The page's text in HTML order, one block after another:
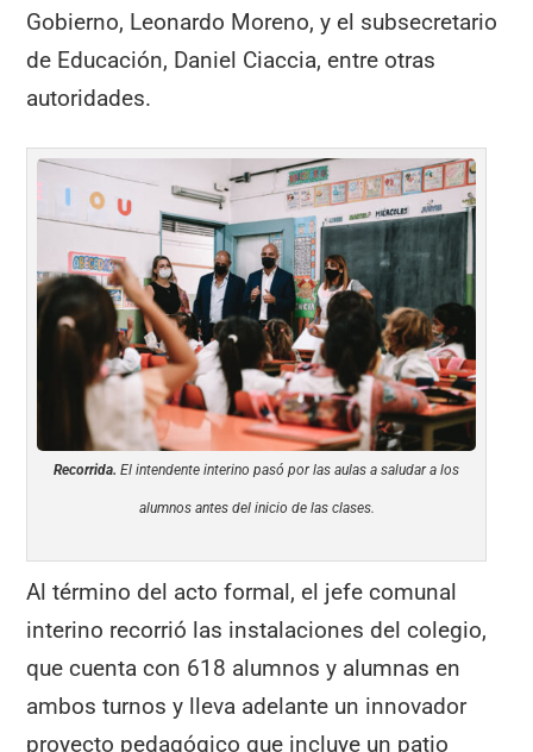
Gobierno, Leonardo Moreno, y el subsecretario
de Educación, Daniel Ciaccia, entre otras
autoridades.
Recorrida. El intendente interino pasó por las aulas a saludar a los
alumnos antes del inicio de las clases.
Al término del acto formal, el jefe comunal
interino recorrió las instalaciones del colegio,
que cuenta con 618 alumnos y alumnas en
ambos turnos y lleva adelante un innovador
proyecto pedagógico que incluye un patio